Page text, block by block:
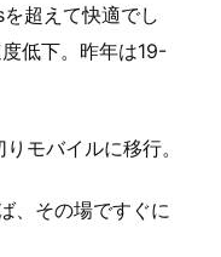
超えて快適でし
低下。昨年は19-
モバイルに移行。
、その場ですぐに